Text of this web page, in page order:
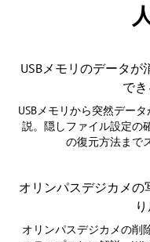
USBメモリのデータ
で
USBメモリから突然デー
説。隠しファイル設定の
の復元方法まで
オリンパスデジカメの
オリンパスデジカメの削